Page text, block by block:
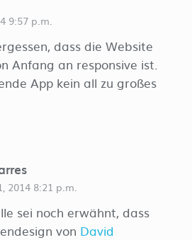
9:57 p.m.
dass die Website
Anfang an responsive ist.
App kein all zu großes
2014 8:21 p.m.
sei noch erwähnt, dass
von David